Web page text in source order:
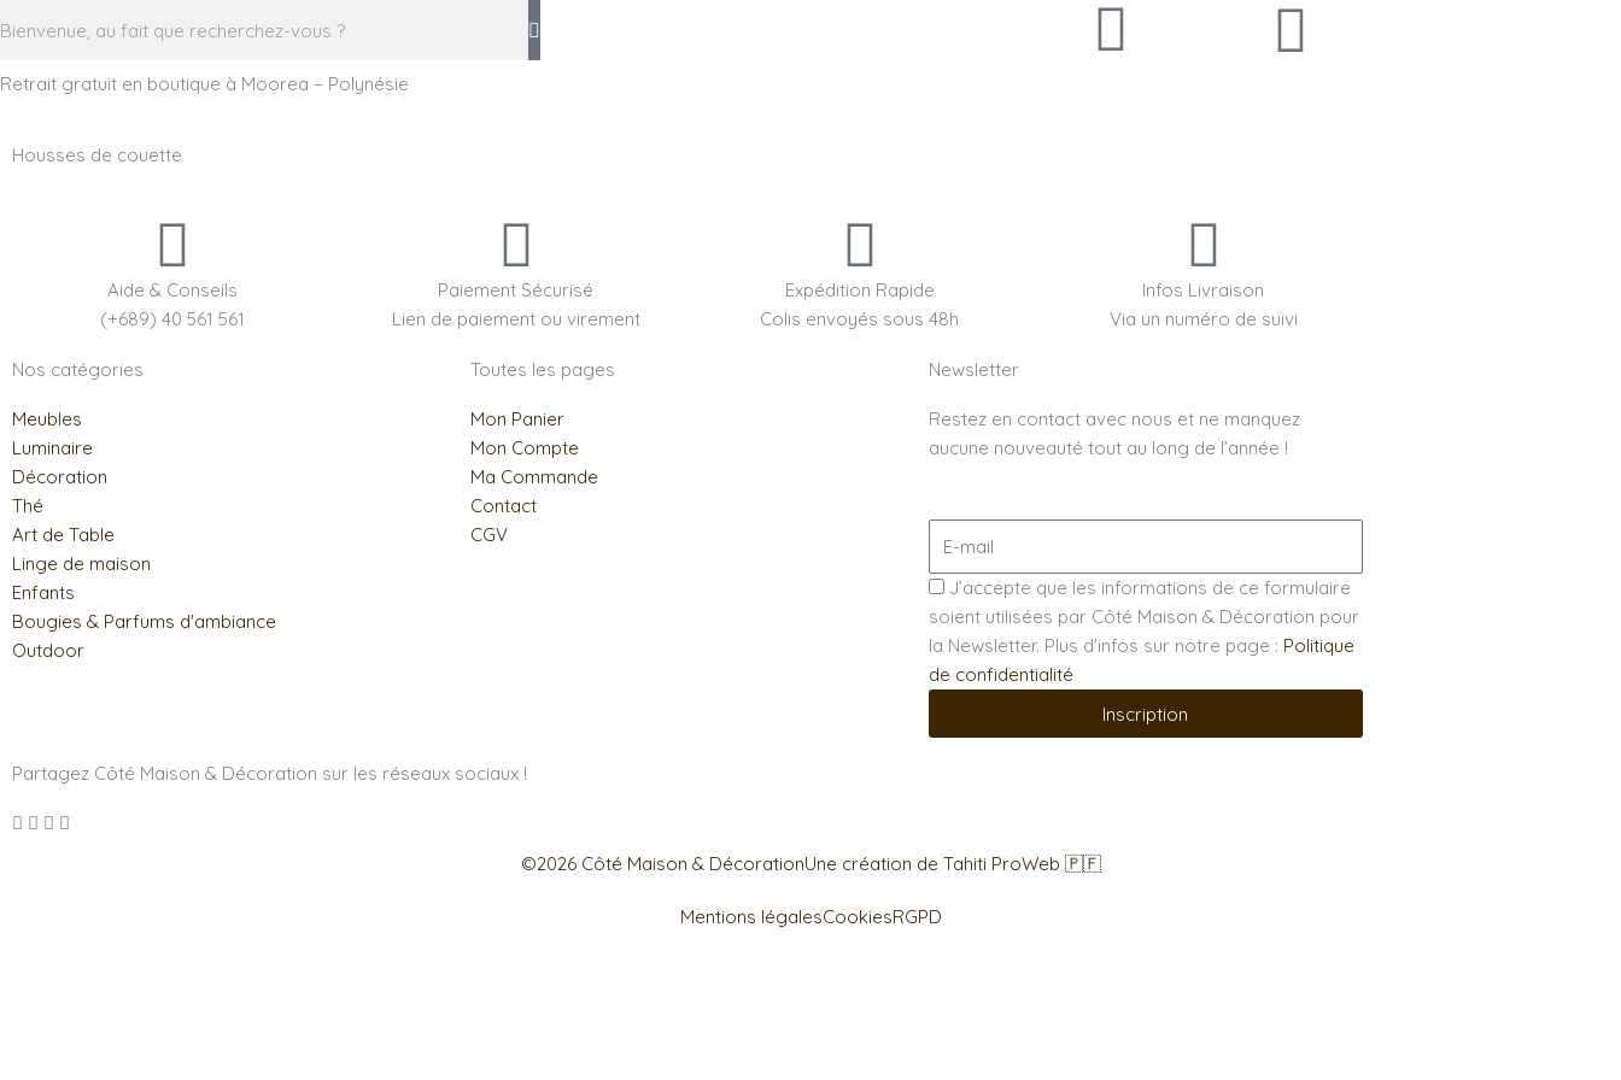
au
Retrait gratuit en boutique à Moorea – Polynésie
Housses de couette
Aide & Conseils
(+689) 40 561 561
Paiement Sécurisé
Lien de paiement ou virement
Expédition Rapide
Colis envoyés sous 48h
Infos Livraison
Via un numéro de suivi
Nos catégories
Meubles
Luminaire
Décoration
Thé
Art de Table
Linge de maison
Enfants
Bougies & Parfums d'ambiance
Outdoor
Toutes les pages
Mon Panier
Mon Compte
Ma Commande
Contact
CGV
Newsletter
Restez en contact avec nous et ne manquez
aucune nouveauté tout au long de l’année !
J’accepte que les informations de ce formulaire
soient utilisées par Côté Maison & Décoration pour
la Newsletter. Plus d'infos sur notre page : Politique
de confidentialité
Inscription
Partagez Côté Maison & Décoration sur les réseaux sociaux !
©2026 Côté Maison & DécorationUne création de Tahiti ProWeb 🇵🇫
Mentions légalesCookiesRGPD